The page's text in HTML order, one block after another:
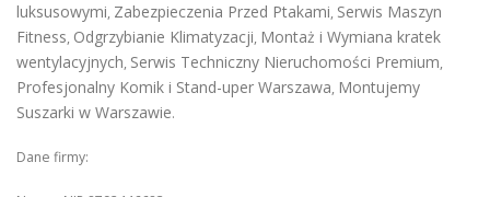
luksusowymi, Zabezpieczenia Przed Ptakami, Serwis Maszyn
Fitness, Odgrzybianie Klimatyzacji, Montaż i Wymiana kratek
wentylacyjnych, Serwis Techniczny Nieruchomości Premium,
Profesjonalny Komik i Stand-uper Warszawa, Montujemy
Suszarki w Warszawie.
Dane firmy: